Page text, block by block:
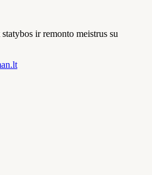
ir remonto meistrus su